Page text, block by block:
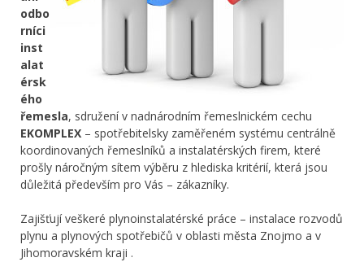
odbo
rníci
inst
alat
érsk
ého
řemesla, sdružení v nadnárodním řemeslnickém cechu
EKOMPLEX – spotřebitelsky zaměřeném systému centrálně
koordinovaných řemeslníků a instalatérských firem, které
prošly náročným sítem výběru z hlediska kritérií, která jsou
důležitá především pro Vás – zákazníky.
Zajišťují veškeré plynoinstalatérské práce – instalace rozvodů
plynu a plynových spotřebičů v oblasti města Znojmo a v
Jihomoravském kraji .